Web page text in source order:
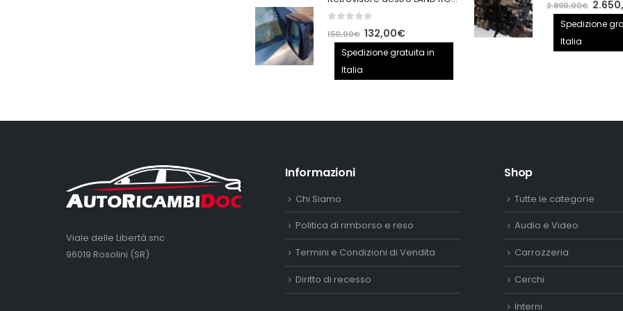
110,00€. 90,00€.
150,00€ Il
prezzo
132,00€Il
prezzo
Spedizione gratuita in
Italia
2.890,00€ Il
prezzo
Spedizione
Italia
Viale delle Libertà snc
96019 Rosolini (SR)
Informazioni
Chi Siamo
Politica di rimborso e reso
Termini e Condizioni di Vendita
Diritto di recesso
Shop
Tutte le categorie
Audio e Video
Carrozzeria
Cerchi
Interni